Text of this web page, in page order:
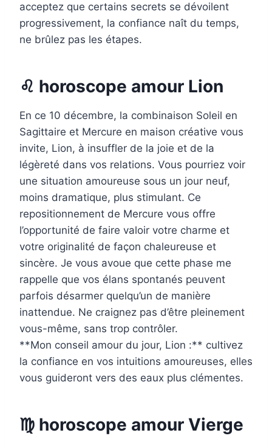
acceptez que certains secrets se dévoilent
progressivement, la confiance naît du temps,
ne brûlez pas les étapes.
♌ horoscope amour Lion
En ce 10 décembre, la combinaison Soleil en
Sagittaire et Mercure en maison créative vous
invite, Lion, à insuffler de la joie et de la
légèreté dans vos relations. Vous pourriez voir
une situation amoureuse sous un jour neuf,
moins dramatique, plus stimulant. Ce
repositionnement de Mercure vous offre
l’opportunité de faire valoir votre charme et
votre originalité de façon chaleureuse et
sincère. Je vous avoue que cette phase me
rappelle que vos élans spontanés peuvent
parfois désarmer quelqu’un de manière
inattendue. Ne craignez pas d’être pleinement
vous-même, sans trop contrôler.
**Mon conseil amour du jour, Lion :** cultivez
la confiance en vos intuitions amoureuses, elles
vous guideront vers des eaux plus clémentes.
♍ horoscope amour Vierge